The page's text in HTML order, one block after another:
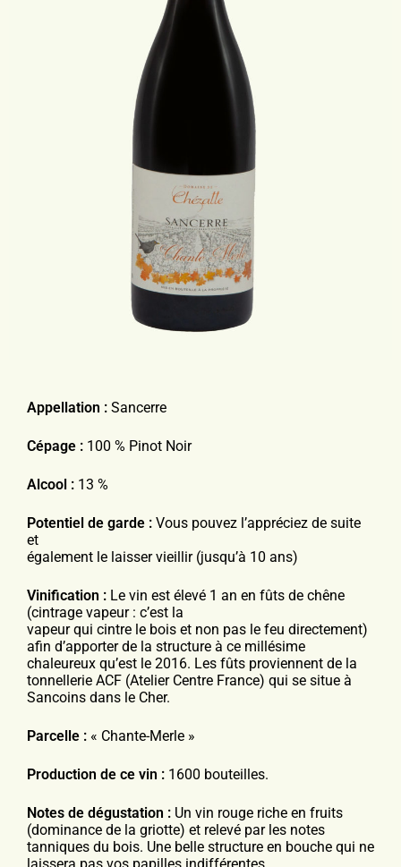
Appellation : Sancerre
Cépage : 100 % Pinot Noir
Alcool : 13 %
Potentiel de garde : Vous pouvez l’appréciez de suite
et
également le laisser vieillir (jusqu’à 10 ans)
Vinification : Le vin est élevé 1 an en fûts de chêne
(cintrage vapeur : c’est la
vapeur qui cintre le bois et non pas le feu directement)
afin d’apporter de la structure à ce millésime
chaleureux qu’est le 2016. Les fûts proviennent de la
tonnellerie ACF (Atelier Centre France) qui se situe à
Sancoins dans le Cher.
Parcelle : « Chante-Merle »
Production de ce vin : 1600 bouteilles.
Notes de dégustation : Un vin rouge riche en fruits
(dominance de la griotte) et relevé par les notes
tanniques du bois. Une belle structure en bouche qui ne